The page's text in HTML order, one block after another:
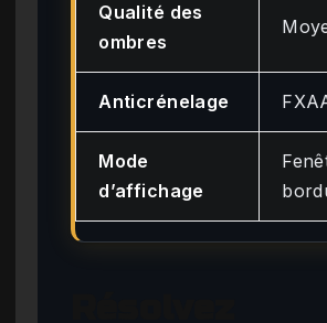
Qualité des
ombres
Anticrénelage
Mode
d’affichage